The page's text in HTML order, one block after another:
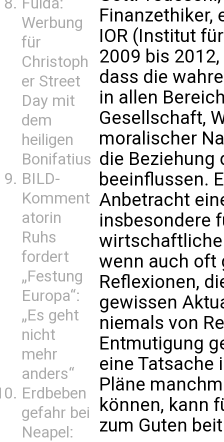
Werbung
für
Christoph
er Street
Day mit
dem
heiligen
Bonifatius
BILD-
Komment
atorin
Ruhs
fordert
„Festung
Europa“:
„Es geht
nicht
mehr
anders“
Erdbeben
gefahr bei
Neapel:
Finanzethiker,
IOR (Institut
2009 bis
dass die
in allen
Gesellschaft,
moralischer
die Beziehung
beeinflussen.
Anbetracht
insbesondere
wenn auch oft
Reflexionen,
gewissen
niemals von
Entmutigung
eine Tatsache
Pläne
können, kann
zum Guten